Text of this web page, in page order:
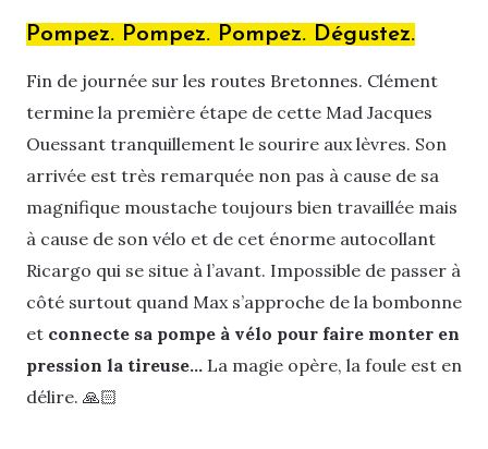
Pompez. Pompez. Pompez. Dégustez.
Fin de journée sur les routes Bretonnes. Clément
termine la première étape de cette Mad Jacques
Ouessant tranquillement le sourire aux lèvres. Son
arrivée est très remarquée non pas à cause de sa
magnifique moustache toujours bien travaillée mais
à cause de son vélo et de cet énorme autocollant
Ricargo qui se situe à l’avant. Impossible de passer à
côté surtout quand Max s’approche de la bombonne
et connecte sa pompe à vélo pour faire monter en
pression la tireuse… La magie opère, la foule est en
délire. 🙏🏻